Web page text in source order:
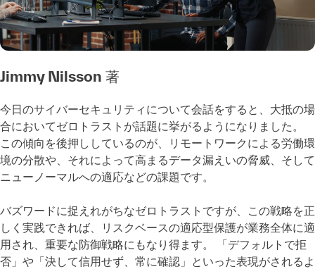
Jimmy Nilsson 著
今日のサイバーセキュリティについて会話をすると、大抵の場
合においてゼロトラストが話題に挙がるようになりました。
この傾向を後押ししているのが、リモートワークによる労働環
境の分散や、それによって高まるデータ漏えいの脅威、そして
ニューノーマルへの適応などの課題です。
バズワードに捉えれがちなゼロトラストですが、この戦略を正
しく実践できれば、リスクベースの適応型保護が業務全体に適
用され、重要な防御戦略にもなり得ます。 「デフォルトで拒
否」や「決して信用せず、常に確認」といった表現がされるよ